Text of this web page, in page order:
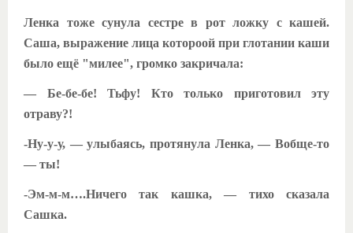
Ленка тоже сунула сестре в рот ложку с кашей.
Саша, выражение лица котороой при глотании каши
было ещё "милее", громко закричала:
— Бе-бе-бе! Тьфу! Кто только приготовил эту
отраву?!
-Ну-у-у, — улыбаясь, протянула Ленка, — Вобще-то
— ты!
-Эм-м-м….Ничего так кашка, — тихо сказала
Сашка.